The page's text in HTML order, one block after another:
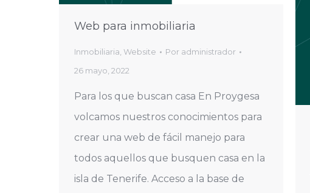
Web para inmobiliaria
Inmobiliaria Website Por administrador
26 mayo, 2022
Para los que buscan casa En Proygesa
volcamos nuestros conocimientos para
crear una web de fácil manejo para
todos aquellos que busquen casa en la
isla de Tenerife. Acceso a la base de